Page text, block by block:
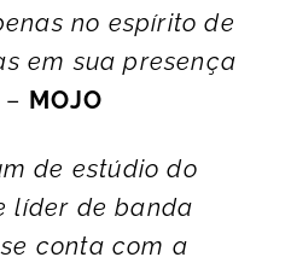
no espírito de
em sua presença
MOJO
de estúdio do
líder de banda
conta com a